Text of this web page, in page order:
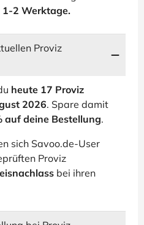
1-2 Werktage.
Proviz
heute 17 Proviz
2026. Spare damit
auf deine Bestellung.
sich Savoo.de-User
Proviz
bei ihren